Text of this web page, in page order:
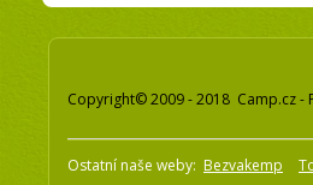
Copyright© 2009 - 2018 Camp.cz -
Ostatní naše weby: Bezvakemp